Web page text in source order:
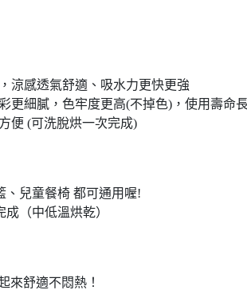
涼感透氣舒適、吸水力更快更強
更細膩，色牢度更高(不掉色)，使用壽命
便 (可洗脫烘一次完成)
、兒童餐椅 都可通用喔!
（中低溫烘乾）
來舒適不悶熱！